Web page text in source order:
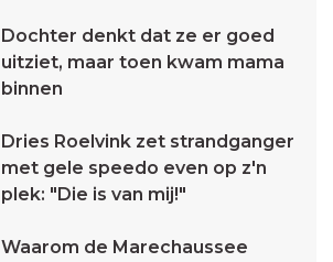
Dochter denkt dat ze er goed
uitziet, maar toen kwam mama
binnen
Dries Roelvink zet strandganger
met gele speedo even op z'n
plek: "Die is van mij!"
Waarom de Marechaussee